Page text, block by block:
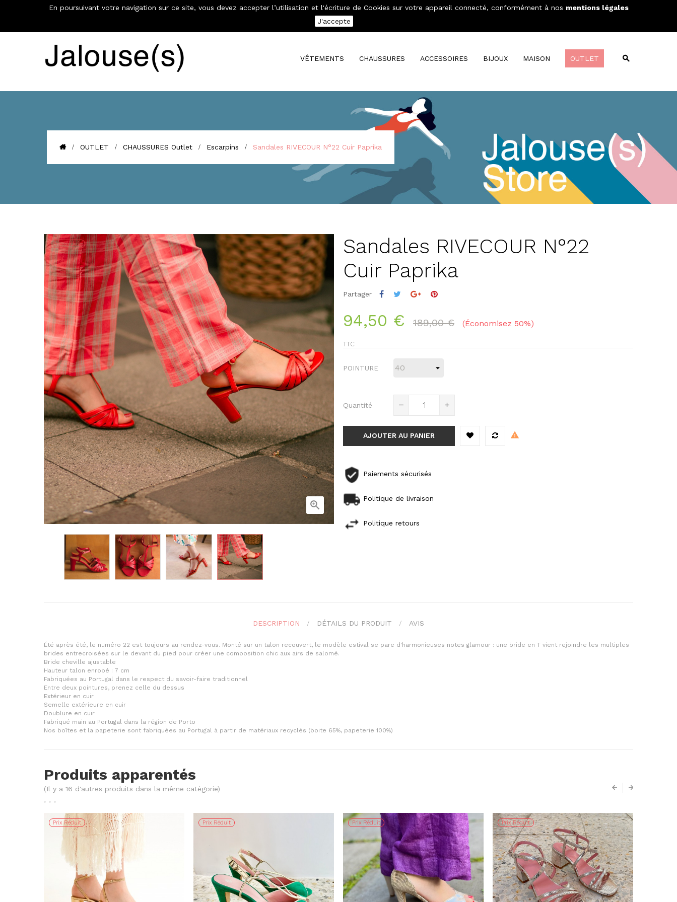
€ Mon compte
VÊTEMENTS CHAUSSURES ACCESSOIRES BIJOUX MAISON OUTLET
OUTLET CHAUSSURES Outlet Escarpins Sandales RIVECOUR N°22 Cuir Paprika
Prix Réduit

Sandales RIVECOUR N°22
Cuir Paprika
Partager
94,50 € 189,00 € Économisez 50%
TTC
POINTURE
Quantité
AJOUTER AU PANIER
Paiements sécurisés
Politique de livraison
Politique retours
DESCRIPTION DÉTAILS DU PRODUIT AVIS
Été après été, le numéro 22 est toujours au rendez-vous. Monté sur un talon recouvert, le modèle estival se pare d'harmonieuses notes glamour : une bride en T vient rejoindre les multiples
brides entrecroisées sur le devant du pied pour créer une composition chic aux airs de salomé.
Bride cheville ajustable
Hauteur talon enrobé : 7 cm
Fabriquées au Portugal dans le respect du savoir-faire traditionnel
Entre deux pointures, prenez celle du dessus
Extérieur en cuir
Semelle extérieure en cuir
Doublure en cuir
Fabriqué main au Portugal dans la région de Porto
Nos boîtes et la papeterie sont fabriquées au Portugal à partir de matériaux recyclés (boite 65%, papeterie 100%)
Produits apparentés
(Il y a 16 d'autres produits dans la même catégorie)
Prix Réduit Prix Réduit Prix Réduit Prix Réduit
En poursuivant votre navigation sur ce site, vous devez accepter l’utilisation et l'écriture de Cookies sur votre appareil connecté, conformément à nos mentions légales
J'accepte